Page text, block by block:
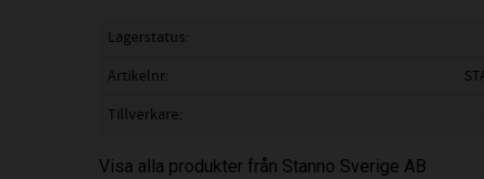
Lagerstatus
Artikelnr
Tillverkare
Visa alla produkter från Stanno Sverige AB